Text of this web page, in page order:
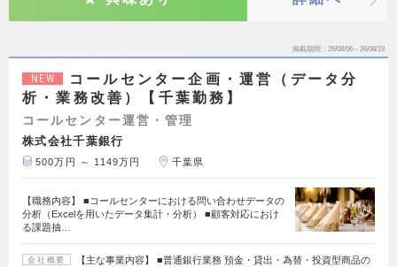
掲載期間 26/08/06～26/08/19
NEW
コールセンター企画・運営（データ分
析・業務改善）【千葉勤務】
コールセンター運営・管理
株式会社千葉銀行
500万円 ～ 1149万円 千葉県
【職務内容】 ■コールセンターにおける問い合わせデータの
分析（Excelを用いたデータ集計・分析） ■顧客対応におけ
る課題抽…
会社概要
【主な事業内容】 ■普通銀行業務 預金・貸出・為替・投資型商品の